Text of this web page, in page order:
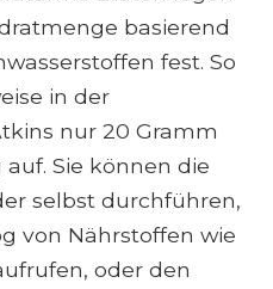
basierend
fest. So
in der
nur 20 Gramm
Sie können die
selbst durchführen,
von Nährstoffen wie
oder den